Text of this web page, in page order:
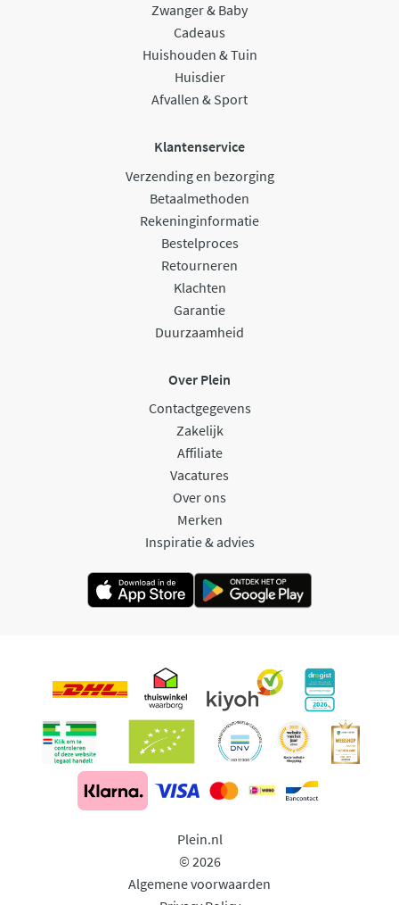
Zwanger & Baby
Cadeaus
Huishouden & Tuin
Huisdier
Afvallen & Sport
Klantenservice
Verzending en bezorging
Betaalmethoden
Rekeninginformatie
Bestelproces
Retourneren
Klachten
Garantie
Duurzaamheid
Over Plein
Contactgegevens
Zakelijk
Affiliate
Vacatures
Over ons
Merken
Inspiratie & advies
Plein.nl
© 2026
Algemene voorwaarden